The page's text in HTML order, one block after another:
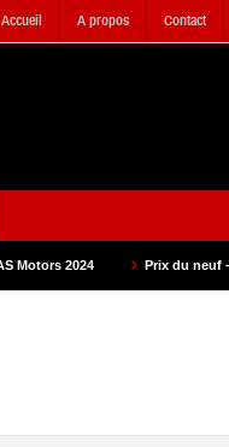
Accueil A propos Contact
Prix du neuf – VMS 2024